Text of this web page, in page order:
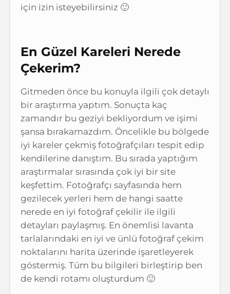
için izin isteyebilirsiniz 🙂
En Güzel Kareleri Nerede
Çekerim?
Gitmeden önce bu konuyla ilgili çok detaylı
bir araştırma yaptım. Sonuçta kaç
zamandır bu geziyi bekliyordum ve işimi
şansa bırakamazdım. Öncelikle bu bölgede
iyi kareler çekmiş fotoğrafçıları tespit edip
kendilerine danıştım. Bu sırada yaptığım
araştırmalar sırasında çok iyi bir site
keşfettim. Fotoğrafçı sayfasında hem
gezilecek yerleri hem de hangi saatte
nerede en iyi fotoğraf çekilir ile ilgili
detayları paylaşmış. En önemlisi lavanta
tarlalarındaki en iyi ve ünlü fotoğraf çekim
noktalarını harita üzerinde işaretleyerek
göstermiş. Tüm bu bilgileri birleştirip ben
de kendi rotamı oluşturdum 🙂